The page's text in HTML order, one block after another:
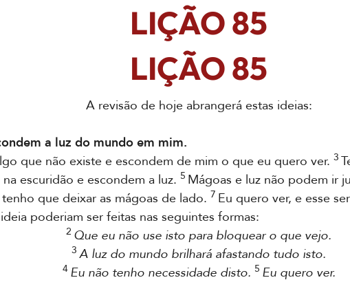
LIÇÃO 85
LIÇÃO 85
A revisão de hoje abrangerá estas ideias:
a luz do mundo em mim.
que não existe e escondem de mim o que eu quero ver. 3
escuridão e escondem a luz. 5 Mágoas e luz não podem ir
tenho que deixar as mágoas de lado. 7 Eu quero ver, e esse
poderiam ser feitas nas seguintes formas:
2 Que eu não use isto para bloquear o que vejo.
3 A luz do mundo brilhará afastando tudo isto.
4 Eu não tenho necessidade disto. 5 Eu quero ver.